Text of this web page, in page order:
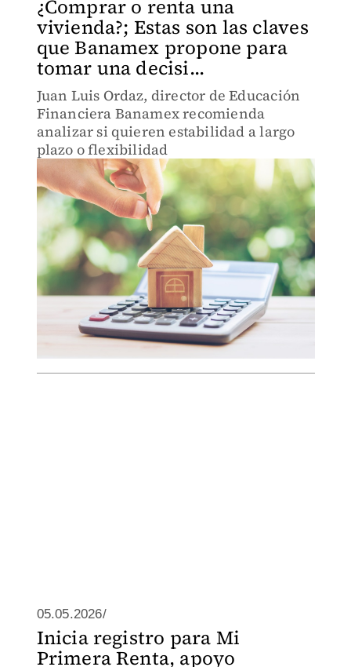
¿Comprar o renta una
vivienda?; Estas son las claves
que Banamex propone para
tomar una decisi...
Juan Luis Ordaz, director de Educación
Financiera Banamex recomienda
analizar si quieren estabilidad a largo
plazo o flexibilidad
05.05.2026/
Inicia registro para Mi
Primera Renta, apoyo